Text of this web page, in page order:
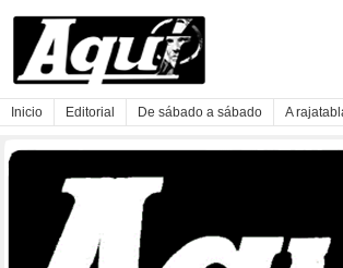
Inicio Editorial De sábado a sábado A